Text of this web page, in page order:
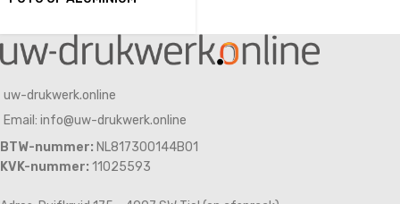
uw-drukwerk.online
Email: info@uw-drukwerk.online
BTW-nummer: NL817300144B01
KVK-nummer: 11025593